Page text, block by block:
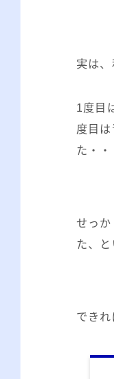
実は、
1度目
度目
た・・
せっ
た、
できれ